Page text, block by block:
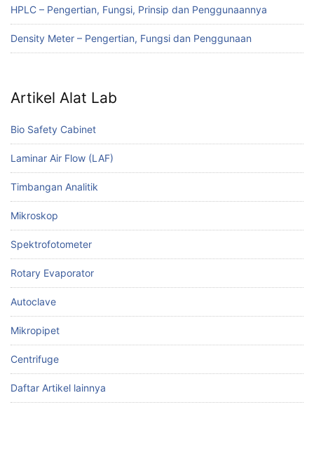
HPLC – Pengertian, Fungsi, Prinsip dan Penggunaannya
Density Meter – Pengertian, Fungsi dan Penggunaan
Artikel Alat Lab
Bio Safety Cabinet
Laminar Air Flow (LAF)
Timbangan Analitik
Mikroskop
Spektrofotometer
Rotary Evaporator
Autoclave
Mikropipet
Centrifuge
Daftar Artikel lainnya